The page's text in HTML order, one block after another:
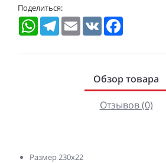
Поделиться:
WhatsAppTelegramEmail VK
Обзор товара
Отзывов (0)
Размер 230х22